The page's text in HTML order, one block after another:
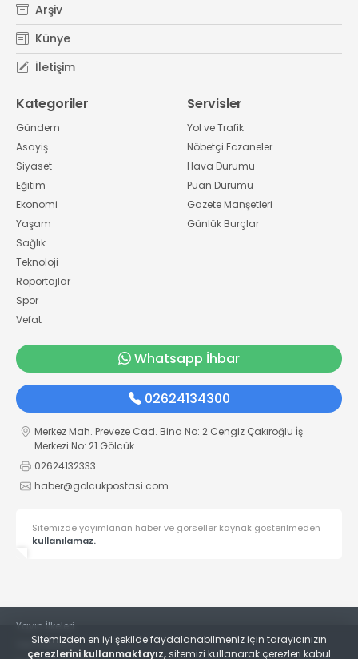
Arşiv
Künye
İletişim
Kategoriler
Gündem
Asayiş
Siyaset
Eğitim
Ekonomi
Yaşam
Sağlık
Teknoloji
Röportajlar
Spor
Vefat
Servisler
Yol ve Trafik
Nöbetçi Eczaneler
Hava Durumu
Puan Durumu
Gazete Manşetleri
Günlük Burçlar
Whatsapp İhbar
02624134300
Merkez Mah. Preveze Cad. Bina No: 2 Cengiz Çakıroğlu İş
Merkezi No: 21 Gölcük
02624132333
haber@golcukpostasi.com
Sitemizde yayımlanan haber ve görseller kaynak gösterilmeden
kullanılamaz.
Yayın İlkeleri
Veri Politikası
Sitemizden en iyi şekilde faydalanabilmeniz için tarayıcınızın
çerezlerini kullanmaktayız, sitemizi kullanarak çerezleri kabul